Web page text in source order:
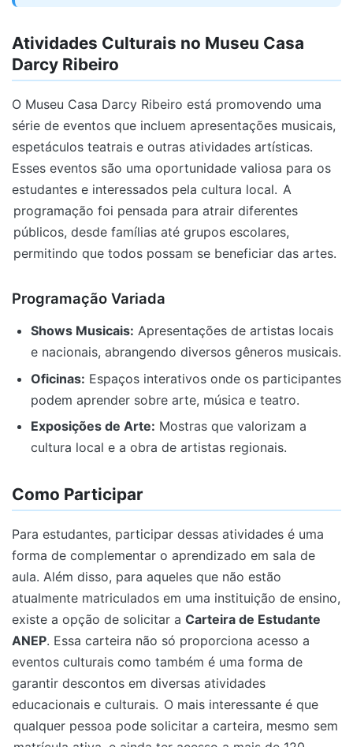
Atividades Culturais no Museu Casa
Darcy Ribeiro
O Museu Casa Darcy Ribeiro está promovendo uma
série de eventos que incluem apresentações musicais,
espetáculos teatrais e outras atividades artísticas.
Esses eventos são uma oportunidade valiosa para os
estudantes e interessados pela cultura local. A
programação foi pensada para atrair diferentes
públicos, desde famílias até grupos escolares,
permitindo que todos possam se beneficiar das artes.
Programação Variada
Shows Musicais: Apresentações de artistas locais
e nacionais, abrangendo diversos gêneros musicais.
Oficinas: Espaços interativos onde os participantes
podem aprender sobre arte, música e teatro.
Exposições de Arte: Mostras que valorizam a
cultura local e a obra de artistas regionais.
Como Participar
Para estudantes, participar dessas atividades é uma
forma de complementar o aprendizado em sala de
aula. Além disso, para aqueles que não estão
atualmente matriculados em uma instituição de ensino,
existe a opção de solicitar a Carteira de Estudante
ANEP. Essa carteira não só proporciona acesso a
eventos culturais como também é uma forma de
garantir descontos em diversas atividades
educacionais e culturais. O mais interessante é que
qualquer pessoa pode solicitar a carteira, mesmo sem